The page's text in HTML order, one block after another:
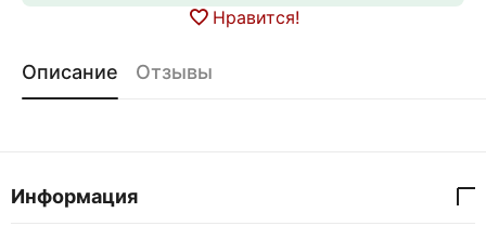
Нравится!
Описание Отзывы
Информация